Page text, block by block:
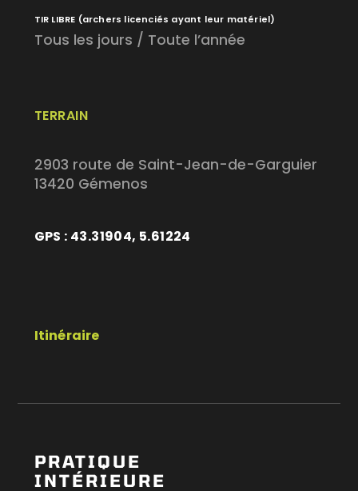
TERRAIN
2903 route de Saint-Jean-de-Garguier
13420 Gémenos
GPS : 43.31904, 5.61224
Itinéraire
TIR LIBRE (archers licenciés ayant leur matériel)
Tous les jours / Toute l’année
PRATIQUE
INTÉRIEURE